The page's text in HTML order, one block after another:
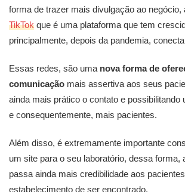
forma de trazer mais divulgação ao negócio,
TikTok que é uma plataforma que tem
principalmente, depois da pandemia,
Essas redes, são uma nova forma de
comunicação mais assertiva aos seus
ainda mais prático o contato e possibilitando
e consequentemente, mais pacientes.
Além disso, é extremamente importante
um site para o seu laboratório, dessa forma,
passa ainda mais credibilidade aos
estabelecimento de ser encontrado.